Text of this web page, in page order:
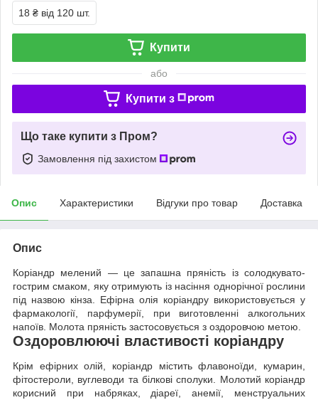
18 ₴ від 120 шт.
Купити
або
Купити з
Що таке купити з Пром?
Замовлення під захистом
Опис Характеристики Відгуки про товар Доставка
Опис
Коріандр мелений — це запашна пряність із солодкувато-
гострим смаком, яку отримують із насіння однорічної рослини
під назвою кінза. Ефірна олія коріандру використовується у
фармакології, парфумерії, при виготовленні алкогольних
напоїв. Молота пряність застосовується з оздоровчою метою.
Оздоровлюючі властивості коріандру
Крім ефірних олій, коріандр містить флавоноїди, кумарин,
фітостероли, вуглеводи та білкові сполуки. Молотий коріандр
корисний при набряках, діареї, анемії, менструальних